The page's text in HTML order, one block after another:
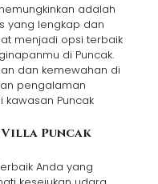
adalah
yang lengkap dan
menjadi opsi terbaik
di Puncak.
dan kemewahan di
pengalaman
Puncak
Villa Puncak
Anda yang